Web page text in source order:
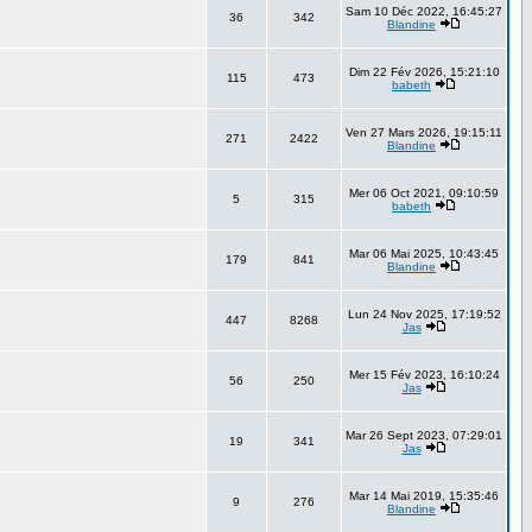
36 342
Sam 10 Déc 2022, 16:45:27
Blandine
115 473
Dim 22 Fév 2026, 15:21:10
babeth
271 2422
Ven 27 Mars 2026, 19:15:11
Blandine
5 315
Mer 06 Oct 2021, 09:10:59
babeth
179 841
Mar 06 Mai 2025, 10:43:45
Blandine
447 8268
Lun 24 Nov 2025, 17:19:52
Jas
56 250
Mer 15 Fév 2023, 16:10:24
Jas
19 341
Mar 26 Sept 2023, 07:29:01
Jas
9 276
Mar 14 Mai 2019, 15:35:46
Blandine